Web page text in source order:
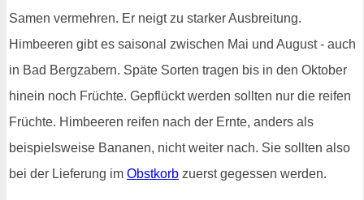
Samen vermehren. Er neigt zu starker Ausbreitung.
Himbeeren gibt es saisonal zwischen Mai und August - auch
in Bad Bergzabern. Späte Sorten tragen bis in den Oktober
hinein noch Früchte. Gepflückt werden sollten nur die reifen
Früchte. Himbeeren reifen nach der Ernte, anders als
beispielsweise Bananen, nicht weiter nach. Sie sollten also
bei der Lieferung im Obstkorb zuerst gegessen werden.